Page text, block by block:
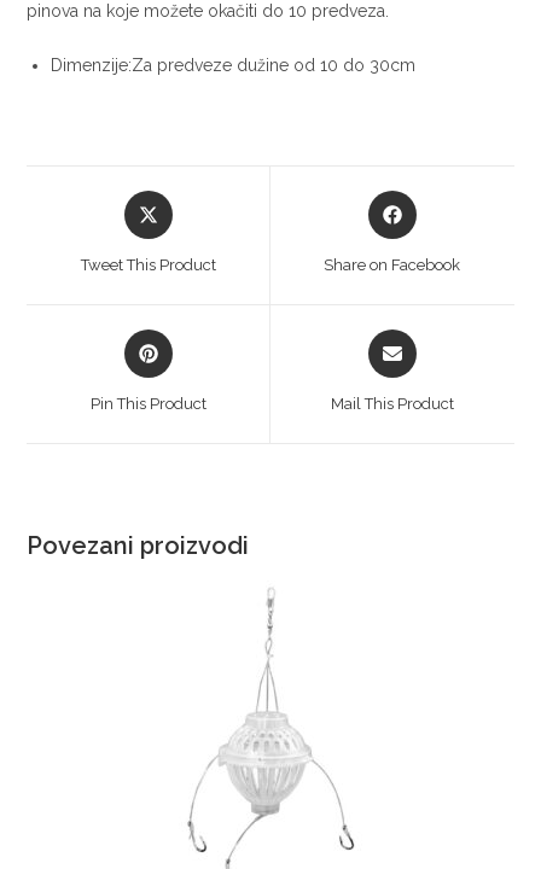
pinova na koje možete okačiti do 10 predveza.
Dimenzije:Za predveze dužine od 10 do 30cm
Tweet This Product Share on Facebook
Pin This Product Mail This Product
Povezani proizvodi